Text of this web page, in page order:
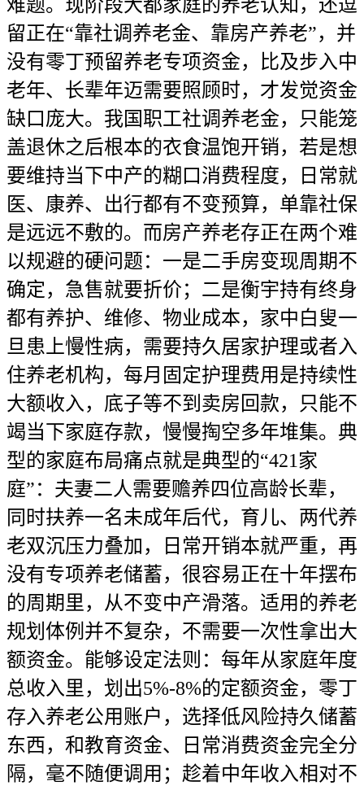
难题。现阶段大都家庭的养老认知，还逗
留正在“靠社调养老金、靠房产养老”，并
没有零丁预留养老专项资金，比及步入中
老年、长辈年迈需要照顾时，才发觉资金
缺口庞大。我国职工社调养老金，只能笼
盖退休之后根本的衣食温饱开销，若是想
要维持当下中产的糊口消费程度，日常就
医、康养、出行都有不变预算，单靠社保
是远远不敷的。而房产养老存正在两个难
以规避的硬问题：一是二手房变现周期不
确定，急售就要折价；二是衡宇持有终身
都有养护、维修、物业成本，家中白叟一
旦患上慢性病，需要持久居家护理或者入
住养老机构，每月固定护理费用是持续性
大额收入，底子等不到卖房回款，只能不
竭当下家庭存款，慢慢掏空多年堆集。典
型的家庭布局痛点就是典型的“421家
庭”：夫妻二人需要赡养四位高龄长辈，
同时扶养一名未成年后代，育儿、两代养
老双沉压力叠加，日常开销本就严重，再
没有专项养老储蓄，很容易正在十年摆布
的周期里，从不变中产滑落。适用的养老
规划体例并不复杂，不需要一次性拿出大
额资金。能够设定法则：每年从家庭年度
总收入里，划出5%-8%的定额资金，零丁
存入养老公用账户，选择低风险持久储蓄
东西，和教育资金、日常消费资金完全分
隔，毫不随便调用；趁着中年收入相对不